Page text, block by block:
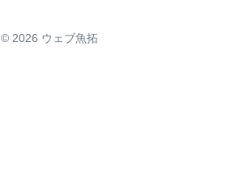
© 2026 ウェブ魚拓